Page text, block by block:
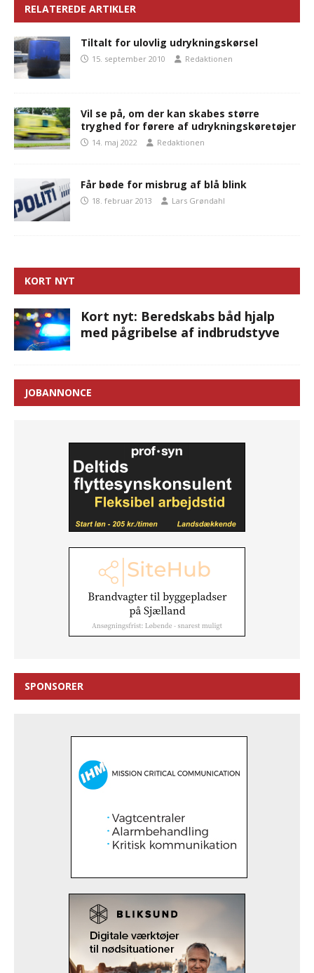
RELATEREDE ARTIKLER
Tiltalt for ulovlig udrykningskørsel
15. september 2010 Redaktionen
Vil se på, om der kan skabes større
tryghed for førere af udrykningskøretøjer
14. maj 2022 Redaktionen
Får bøde for misbrug af blå blink
18. februar 2013 Lars Grøndahl
KORT NYT
Kort nyt: Beredskabs båd hjalp
med pågribelse af indbrudstyve
JOBANNONCE
SPONSORER